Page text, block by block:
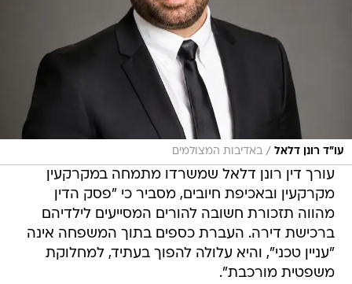
עו"ד רונן דלאל / באדיבות המצולמים
עורך דין רונן דלאל שמשרדו מתמחה במקרקעין
מקרקעין ובאכיפת חיובים, מסביר כי "פסק הדין
מהווה תזכורת חשובה להורים המסייעים לילדיהם
ברכישת דירה. העברת כספים בתוך המשפחה אינה
"עניין טכני", והיא עלולה להפוך בעתיד, למחלוקת
משפטית מורכבת".